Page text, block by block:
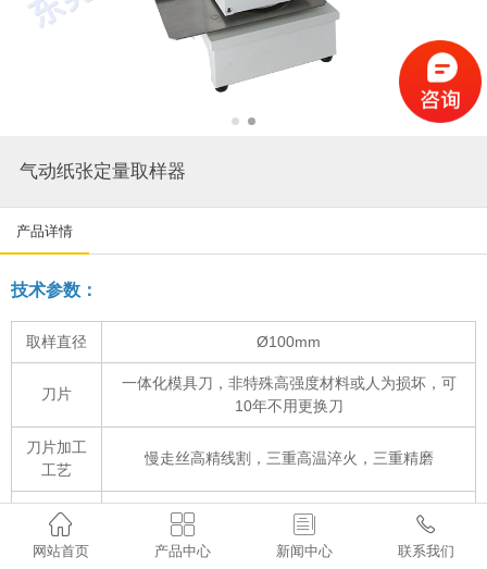
气动纸张定量取样器
产品详情
技术参数：
取样直径 Ø100mm
刀片
一体化模具刀，非特殊高强度材料或人为损坏，可
10年不用更换刀
刀片加工
工艺
慢走丝高精线割，三重高温淬火，三重精磨
取样尺寸
误差
±0.2mm

网站首页

产品中心

新闻中心

联系我们